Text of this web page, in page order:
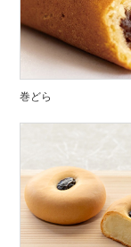
巻どら